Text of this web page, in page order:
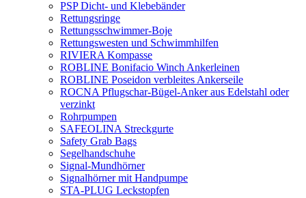
PSP Dicht- und Klebebänder
Rettungsringe
Rettungsschwimmer-Boje
Rettungswesten und Schwimmhilfen
RIVIERA Kompasse
ROBLINE Bonifacio Winch Ankerleinen
ROBLINE Poseidon verbleites Ankerseile
ROCNA Pflugschar-Bügel-Anker aus Edelstahl oder
verzinkt
Rohrpumpen
SAFEOLINA Streckgurte
Safety Grab Bags
Segelhandschuhe
Signal-Mundhörner
Signalhörner mit Handpumpe
STA-PLUG Leckstopfen